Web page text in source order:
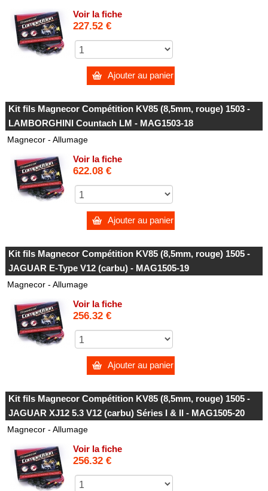
Voir la fiche
227.52 €
Ajouter au panier
Kit fils Magnecor Compétition KV85 (8,5mm, rouge) 1503 -
LAMBORGHINI Countach LM - MAG1503-18
Magnecor - Allumage
Voir la fiche
622.08 €
Ajouter au panier
Kit fils Magnecor Compétition KV85 (8,5mm, rouge) 1505 -
JAGUAR E-Type V12 (carbu) - MAG1505-19
Magnecor - Allumage
Voir la fiche
256.32 €
Ajouter au panier
Kit fils Magnecor Compétition KV85 (8,5mm, rouge) 1505 -
JAGUAR XJ12 5.3 V12 (carbu) Séries I & II - MAG1505-20
Magnecor - Allumage
Voir la fiche
256.32 €